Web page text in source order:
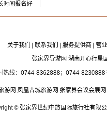
时间报名好
关于我们 联系我们 服务提供商
营
张家界导游网 湖南开心行星
线： 0744-8362888； 0744-8230888
游网 凤凰古城旅游网 张家界会议会展网
© 张家界世纪中旅国际旅行社有限